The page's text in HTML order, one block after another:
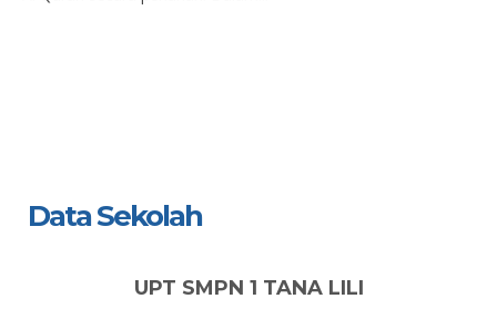
Data Sekolah
UPT SMPN 1 TANA LILI